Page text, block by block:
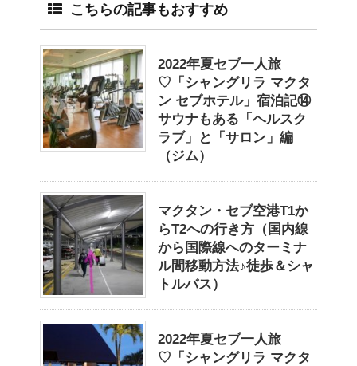
こちらの記事もおすすめ
2022年夏セブ一人旅
♡「シャングリラ マクタ
ン セブホテル」宿泊記⑭
サウナもある「ヘルスク
ラブ」と「サロン」編
（ジム）
マクタン・セブ空港T1か
らT2への行き方（国内線
から国際線へのターミナ
ル間移動方法♪徒歩＆シャ
トルバス）
2022年夏セブ一人旅
♡「シャングリラ マクタ